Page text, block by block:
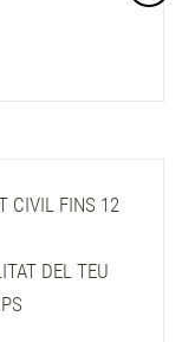
CIVIL FINS 12
DEL TEU